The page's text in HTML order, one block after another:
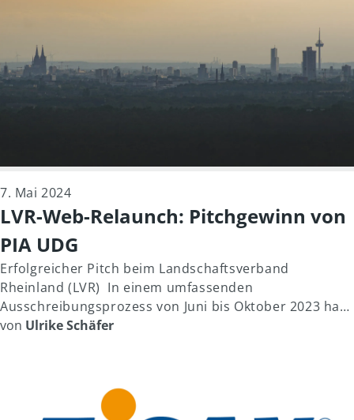
7. Mai 2024
LVR-Web-Relaunch: Pitchgewinn von
PIA UDG
Erfolgreicher Pitch beim Landschaftsverband
Rheinland (LVR) In einem umfassenden
Ausschreibungsprozess von Juni bis Oktober 2023 hat
PIA UDG sich gegen eine Reihe von namhaften
von Ulrike Schäfer